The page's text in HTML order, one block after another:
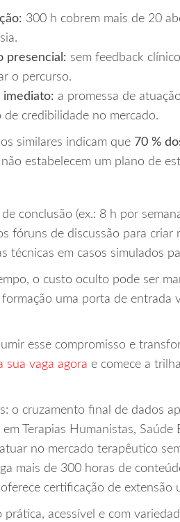
300 h cobrem mais de 20
presencial: sem feedback
o percurso.
imediato: a promessa de
credibilidade no mercado.
similares indicam que 70 %
estabelecem um plano de
conclusão (ex.: 8 h por
fóruns de discussão para criar
técnicas em casos simulados
o custo oculto pode ser
uma porta de entrada
esse compromisso e
sua vaga agora e comece a
o cruzamento final de dados
Terapias Humanistas,
no mercado terapêutico
mais de 300 horas de
certificação de extensão
prática, acessível e com